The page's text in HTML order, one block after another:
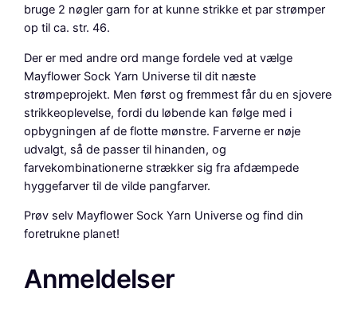
i
n
/
G
u
l
a
n
t
a
l
bruge 2 nøgler garn for at kunne strikke et par strømper
op til ca. str. 46.
Der er med andre ord mange fordele ved at vælge
Mayflower Sock Yarn Universe til dit næste
strømpeprojekt. Men først og fremmest får du en sjovere
strikkeoplevelse, fordi du løbende kan følge med i
opbygningen af de flotte mønstre. Farverne er nøje
udvalgt, så de passer til hinanden, og
farvekombinationerne strækker sig fra afdæmpede
hyggefarver til de vilde pangfarver.
Prøv selv Mayflower Sock Yarn Universe og find din
foretrukne planet!
Anmeldelser